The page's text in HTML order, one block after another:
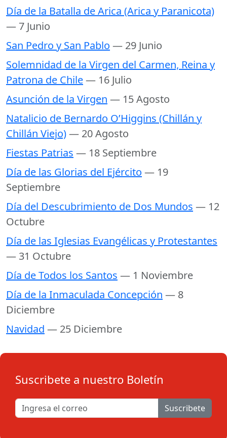
Día de la Batalla de Arica (Arica y Paranicota)
— 7 Junio
San Pedro y San Pablo — 29 Junio
Solemnidad de la Virgen del Carmen, Reina y
Patrona de Chile— 16 Julio
Asunción de la Virgen — 15 Agosto
Natalicio de Bernardo O’Higgins (Chillán y
Chillán Viejo)— 20 Agosto
Fiestas Patrias — 18 Septiembre
Día de las Glorias del Ejército — 19
Septiembre
Día del Descubrimiento de Dos Mundos — 12
Octubre
Día de las Iglesias Evangélicas y Protestantes
— 31 Octubre
Día de Todos los Santos — 1 Noviembre
Día de la Inmaculada Concepción — 8
Diciembre
Navidad — 25 Diciembre
Suscribete a nuestro Boletín
Suscribete